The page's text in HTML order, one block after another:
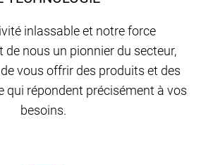
inlassable et notre force
nous un pionnier du secteur,
vous offrir des produits et des
qui répondent précisément à vos
besoins.